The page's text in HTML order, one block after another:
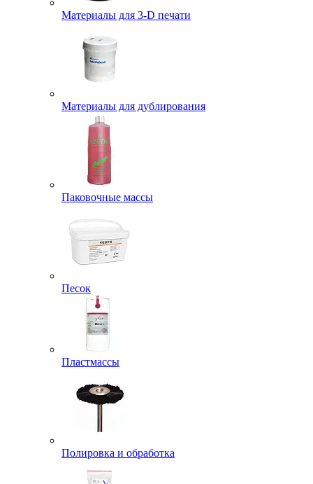
Материалы для 3-D печати
Материалы для дублирования
Паковочные массы
Песок
Пластмассы
Полировка и обработка